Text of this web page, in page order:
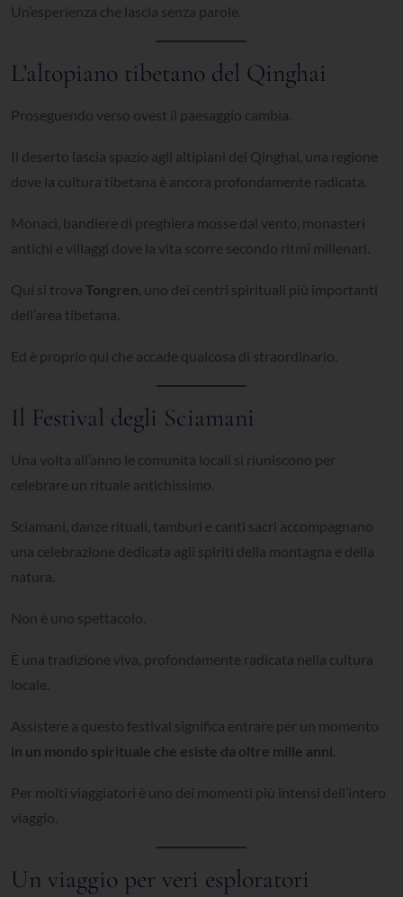
Un’esperienza che lascia senza parole.
L’altopiano tibetano del Qinghai
Proseguendo verso ovest il paesaggio cambia.
Il deserto lascia spazio agli altipiani del Qinghai, una regione
dove la cultura tibetana è ancora profondamente radicata.
Monaci, bandiere di preghiera mosse dal vento, monasteri
antichi e villaggi dove la vita scorre secondo ritmi millenari.
Qui si trova Tongren , uno dei centri spirituali più importanti
dell’area tibetana.
Ed è proprio qui che accade qualcosa di straordinario.
Il Festival degli Sciamani
Una volta all’anno le comunità locali si riuniscono per
celebrare un rituale antichissimo.
Sciamani, danze rituali, tamburi e canti sacri accompagnano
una celebrazione dedicata agli spiriti della montagna e della
natura.
Non è uno spettacolo.
È una tradizione viva, profondamente radicata nella cultura
locale.
Assistere a questo festival significa entrare per un momento
in un mondo spirituale che esiste da oltre mille anni.
Per molti viaggiatori è uno dei momenti più intensi dell’intero
viaggio.
Un viaggio per veri esploratori